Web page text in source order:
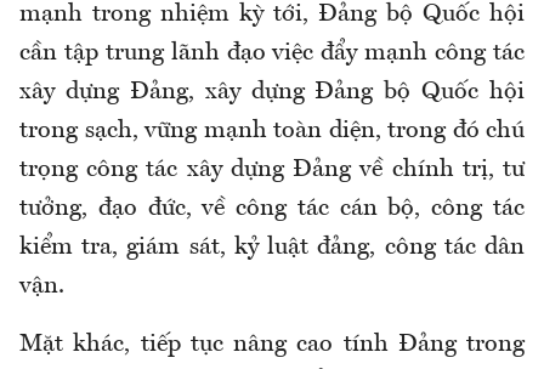
mạnh trong nhiệm kỳ tới, Đảng bộ Quốc hội
cần tập trung lãnh đạo việc đẩy mạnh công tác
xây dựng Đảng, xây dựng Đảng bộ Quốc hội
trong sạch, vững mạnh toàn diện, trong đó chú
trọng công tác xây dựng Đảng về chính trị, tư
tưởng, đạo đức, về công tác cán bộ, công tác
kiểm tra, giám sát, kỷ luật đảng, công tác dân
vận.
Mặt khác, tiếp tục nâng cao tính Đảng trong